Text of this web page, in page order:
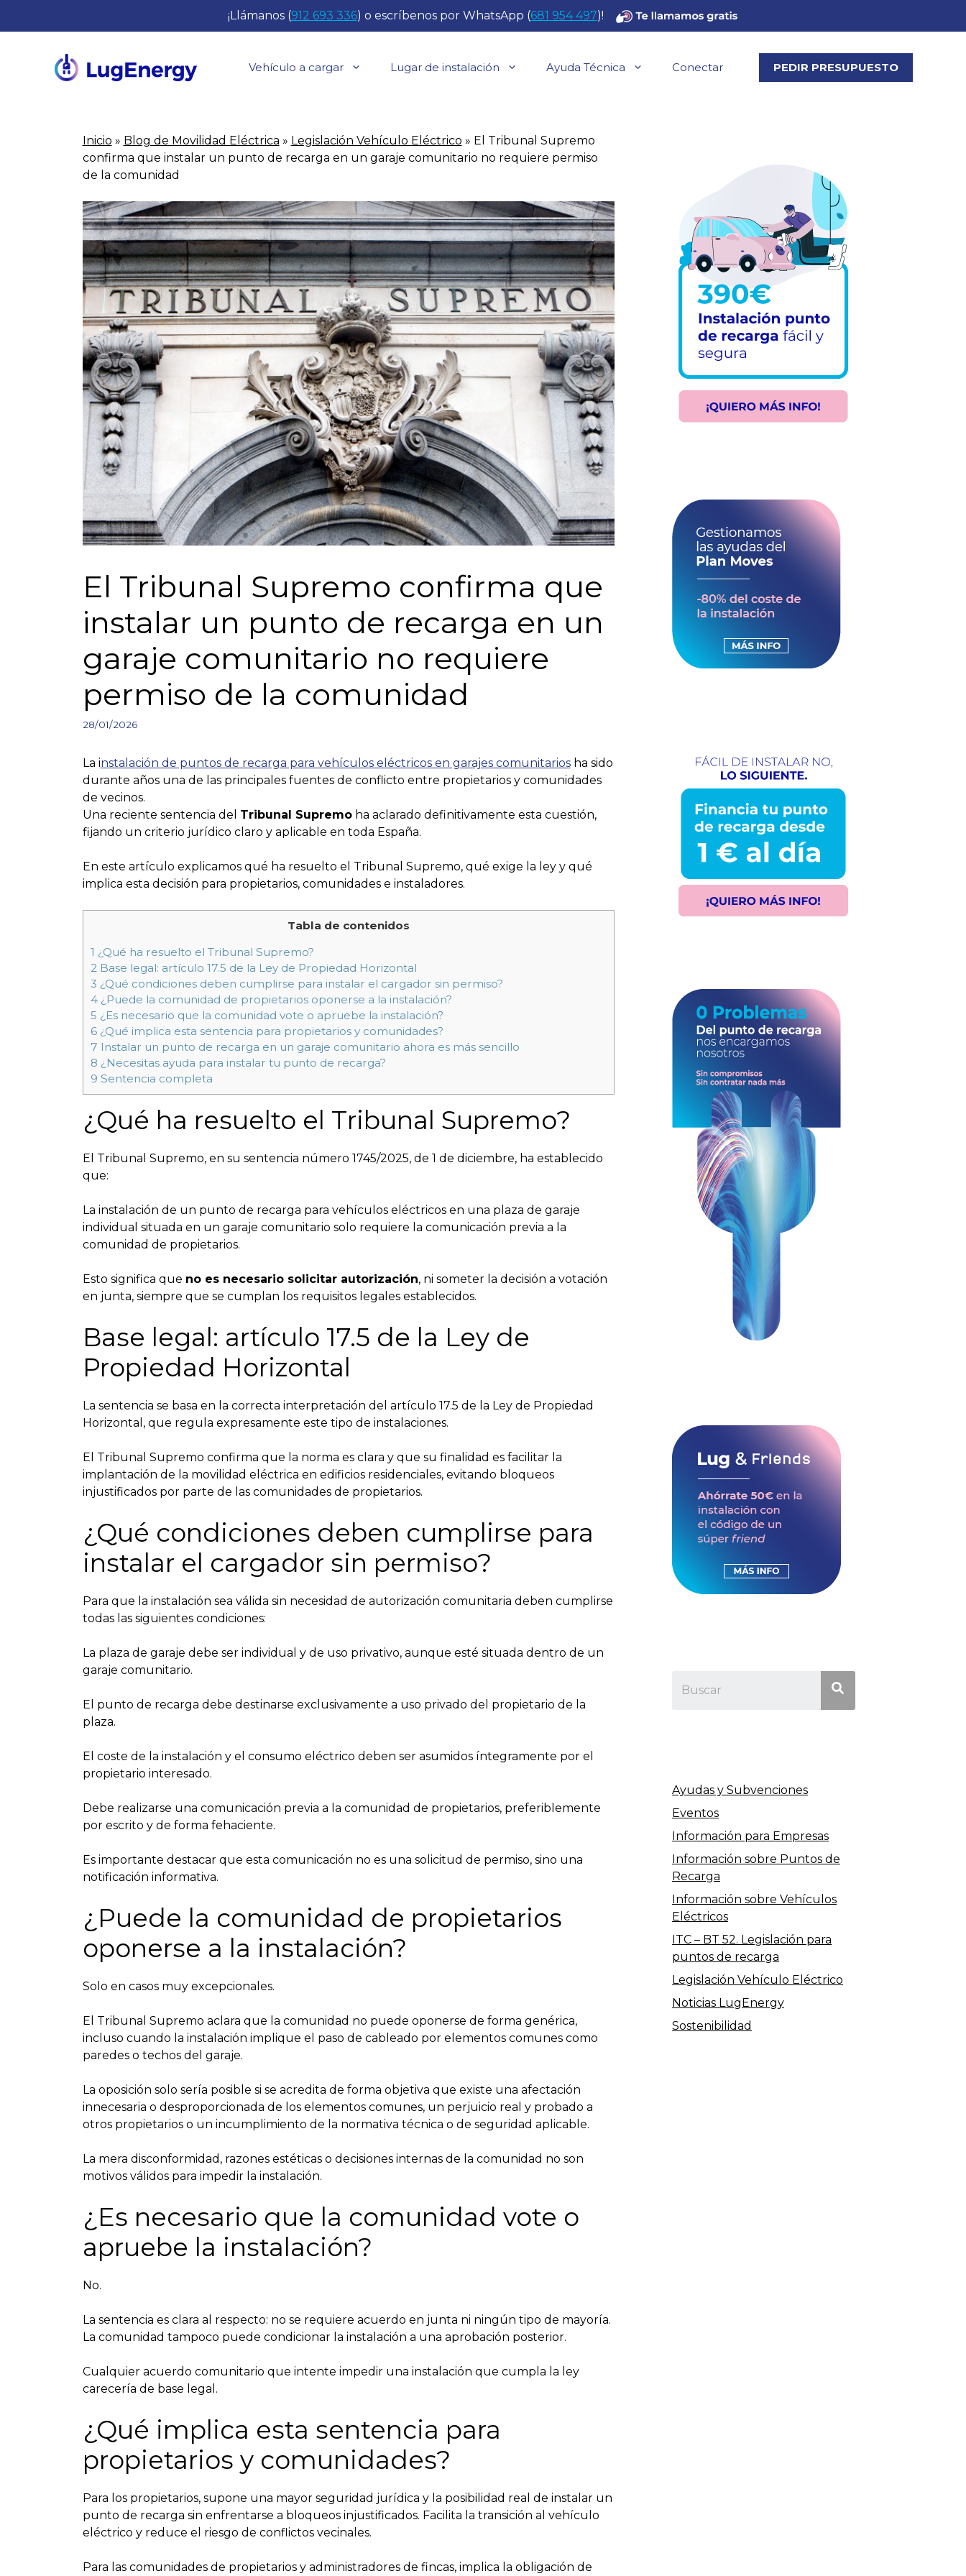
¡Llámanos (912 693 336) o escríbenos por WhatsApp (681 954 497)!
Vehículo a cargar Lugar de instalación Ayuda Técnica Conectar PEDIR PRESUPUESTO
Inicio » Blog de Movilidad Eléctrica » Legislación Vehículo Eléctrico » El Tribunal Supremo
confirma que instalar un punto de recarga en un garaje comunitario no requiere permiso
de la comunidad
El Tribunal Supremo confirma que
instalar un punto de recarga en un
garaje comunitario no requiere
permiso de la comunidad
28/01/2026
La instalación de puntos de recarga para vehículos eléctricos en garajes comunitariosha sido
durante años una de las principales fuentes de conflicto entre propietarios y comunidades
de vecinos.
Una reciente sentencia del Tribunal Supremoha aclarado definitivamente esta cuestión,
fijando un criterio jurídico claro y aplicable en toda España.
En este artículo explicamos qué ha resuelto el Tribunal Supremo, qué exige la ley y qué
implica esta decisión para propietarios, comunidades e instaladores.
Tabla de contenidos
1 ¿Qué ha resuelto el Tribunal Supremo?
2Base legal: artículo 17.5 de la Ley de Propiedad Horizontal
3 ¿Qué condiciones deben cumplirse para instalar el cargador sin permiso?
4¿Puede la comunidad de propietarios oponerse a la instalación?
5 ¿Es necesario que la comunidad vote o apruebe la instalación?
6¿Qué implica esta sentencia para propietarios y comunidades?
7 Instalar un punto de recarga en un garaje comunitario ahora es más sencillo
8 ¿Necesitas ayuda para instalar tu punto de recarga?
9 Sentencia completa
¿Qué ha resuelto el Tribunal Supremo?
El Tribunal Supremo, en su sentencia número 1745/2025, de 1 de diciembre, ha establecido
que:
La instalación de un punto de recarga para vehículos eléctricos en una plaza de garaje
individual situada en un garaje comunitario solo requiere la comunicación previa a la
comunidad de propietarios.
Esto significa que no es necesario solicitar autorización, ni someter la decisión a votación
en junta, siempre que se cumplan los requisitos legales establecidos.
Base legal: artículo 17.5 de la Ley de
Propiedad Horizontal
La sentencia se basa en la correcta interpretación del artículo 17.5 de la Ley de Propiedad
Horizontal, que regula expresamente este tipo de instalaciones.
El Tribunal Supremo confirma que la norma es clara y que su finalidad es facilitar la
implantación de la movilidad eléctrica en edificios residenciales, evitando bloqueos
injustificados por parte de las comunidades de propietarios.
¿Qué condiciones deben cumplirse para
instalar el cargador sin permiso?
Para que la instalación sea válida sin necesidad de autorización comunitaria deben cumplirse
todas las siguientes condiciones:
La plaza de garaje debe ser individual y de uso privativo, aunque esté situada dentro de un
garaje comunitario.
El punto de recarga debe destinarse exclusivamente a uso privado del propietario de la
plaza.
El coste de la instalación y el consumo eléctrico deben ser asumidos íntegramente por el
propietario interesado.
Debe realizarse una comunicación previa a la comunidad de propietarios, preferiblemente
por escrito y de forma fehaciente.
Es importante destacar que esta comunicación no es una solicitud de permiso, sino una
notificación informativa.
¿Puede la comunidad de propietarios
oponerse a la instalación?
Solo en casos muy excepcionales.
El Tribunal Supremo aclara que la comunidad no puede oponerse de forma genérica,
incluso cuando la instalación implique el paso de cableado por elementos comunes como
paredes o techos del garaje.
La oposición solo sería posible si se acredita de forma objetiva que existe una afectación
innecesaria o desproporcionada de los elementos comunes, un perjuicio real y probado a
otros propietarios o un incumplimiento de la normativa técnica o de seguridad aplicable.
La mera disconformidad, razones estéticas o decisiones internas de la comunidad no son
motivos válidos para impedir la instalación.
¿Es necesario que la comunidad vote o
apruebe la instalación?
No.
La sentencia es clara al respecto: no se requiere acuerdo en junta ni ningún tipo de mayoría.
La comunidad tampoco puede condicionar la instalación a una aprobación posterior.
Cualquier acuerdo comunitario que intente impedir una instalación que cumpla la ley
carecería de base legal.
¿Qué implica esta sentencia para
propietarios y comunidades?
Para los propietarios, supone una mayor seguridad jurídica y la posibilidad real de instalar un
punto de recarga sin enfrentarse a bloqueos injustificados. Facilita la transición al vehículo
eléctrico y reduce el riesgo de conflictos vecinales.
Para las comunidades de propietarios y administradores de fincas, implica la obligación de
Ayudas y Subvenciones
Eventos
Información para Empresas
Información sobre Puntos de
Recarga
Información sobre Vehículos
Eléctricos
ITC – BT 52. Legislación para
puntos de recarga
Legislación Vehículo Eléctrico
Noticias LugEnergy
Sostenibilidad